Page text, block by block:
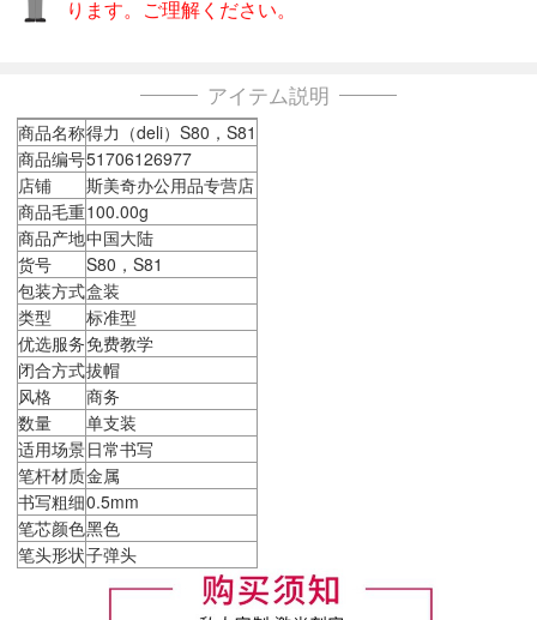
ります。ご理解ください。
アイテム説明
商品名称得力（deli）S80，S81
商品编号51706126977
店铺
斯美奇办公用品专营店
商品毛重100.00g
商品产地中国大陆
货号
S80，S81
包装方式盒装
类型
标准型
优选服务免费教学
闭合方式拔帽
风格
商务
数量
单支装
适用场景日常书写
笔杆材质金属
书写粗细0.5mm
笔芯颜色黑色
笔头形状子弹头